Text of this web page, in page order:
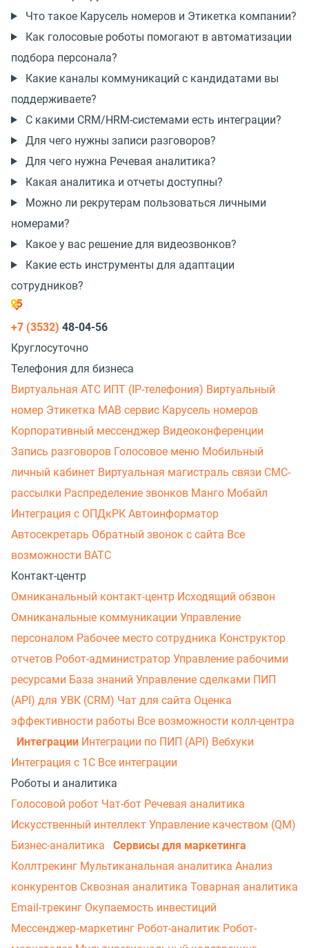
Что такое Карусель номеров и Этикетка компании?
Как голосовые роботы помогают в автоматизации
подбора персонала?
Какие каналы коммуникаций с кандидатами вы
поддерживаете?
С какими CRM/HRM-системами есть интеграции?
Для чего нужны записи разговоров?
Для чего нужна Речевая аналитика?
Какая аналитика и отчеты доступны?
Можно ли рекрутерам пользоваться личными
номерами?
Какое у вас решение для видеозвонков?
Какие есть инструменты для адаптации
сотрудников?
+7 (3532) 48-04-56
Круглосуточно
Телефония для бизнеса
Виртуальная АТС ИПТ (IP-телефония) Виртуальный
номер Этикетка МАВ сервис Карусель номеров
Корпоративный мессенджер Видеоконференции
Запись разговоров Голосовое меню Мобильный
личный кабинет Виртуальная магистраль связи СМС-
рассылки Распределение звонков Манго Мобайл
Интеграция с ОПДкРК Автоинформатор
Автосекретарь Обратный звонок с сайта Все
возможности ВАТС
Контакт-центр
Омниканальный контакт-центр Исходящий обзвон
Омниканальные коммуникации Управление
персоналом Рабочее место сотрудника Конструктор
отчетов Робот-администратор Управление рабочими
ресурсами База знаний Управление сделками ПИП
(API) для УВК (CRM) Чат для сайта Оценка
эффективности работы Все возможности колл-центра
Интеграции Интеграции по ПИП (API) Вебхуки
Интеграция с 1С Все интеграции
Роботы и аналитика
Голосовой робот Чат-бот Речевая аналитика
Искусственный интеллект Управление качеством (QM)
Бизнес-аналитика
Сервисы для маркетинга
Коллтрекинг Мультиканальная аналитика Анализ
конкурентов Сквозная аналитика Товарная аналитика
Email-трекинг Окупаемость инвестиций
Мессенджер‑маркетинг Робот-аналитик Робот-